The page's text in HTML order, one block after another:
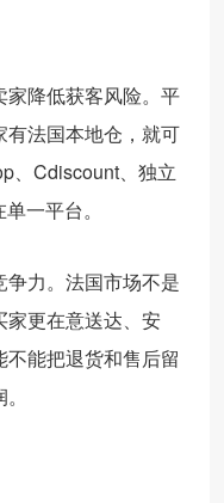
降低获客风险。平
有法国本地仓，就可
、Cdiscount、独立
一平台。
力。法国市场不是
家更在意送达、安
能把退货和售后留